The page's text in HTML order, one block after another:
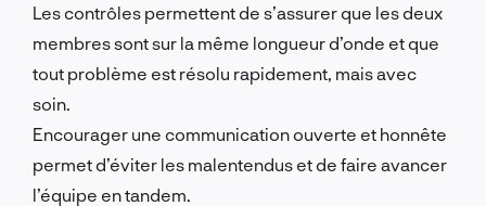
Les contrôles permettent de s’assurer que les deux
membres sont sur la même longueur d’onde et que
tout problème est résolu rapidement, mais avec
soin.
Encourager une communication ouverte et honnête
permet d’éviter les malentendus et de faire avancer
l’équipe en tandem.